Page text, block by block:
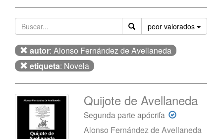
peor valorados
autor: Alonso Fernández de Avellaneda
etiqueta: Novela
Quijote de Avellaneda
Segunda parte apócrifa
Alonso Fernández de Avellaneda